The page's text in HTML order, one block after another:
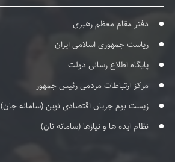
دفتر مقام معظم رهبری
ریاست جمهوری اسلامی ایران
پایگاه اطلاع رسانی دولت
مرکز ارتباطات مردمی رئیس جمهور
زیست بوم جریان اقتصادی نوین (سامانه جان)
نظام ایده ها و نیازها (سامانه نان)